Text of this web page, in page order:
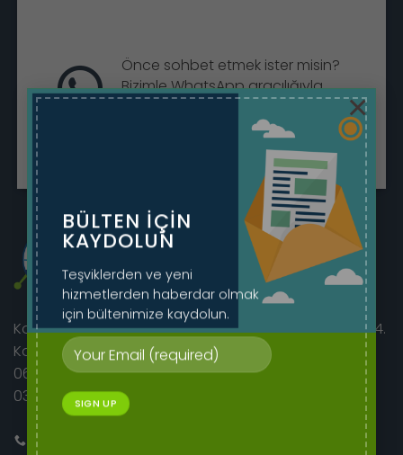
BÜLTEN IÇIN
KAYDOLUN
Teşviklerden ve yeni
hizmetlerden haberdar olmak
için bültenimize kaydolun.
×
Önce sohbet etmek ister misin?
Bizimle WhatsApp aracılığıyla
sohbet edin.
Korkutreis Mah. Atatürk Bulvarı sıhhıye merkez iş hanı 4.
Kat No:46/42
06400 Çankaya/Ankara
0312 230 08 52 - 0505 282 60 14
Bizi Arayın